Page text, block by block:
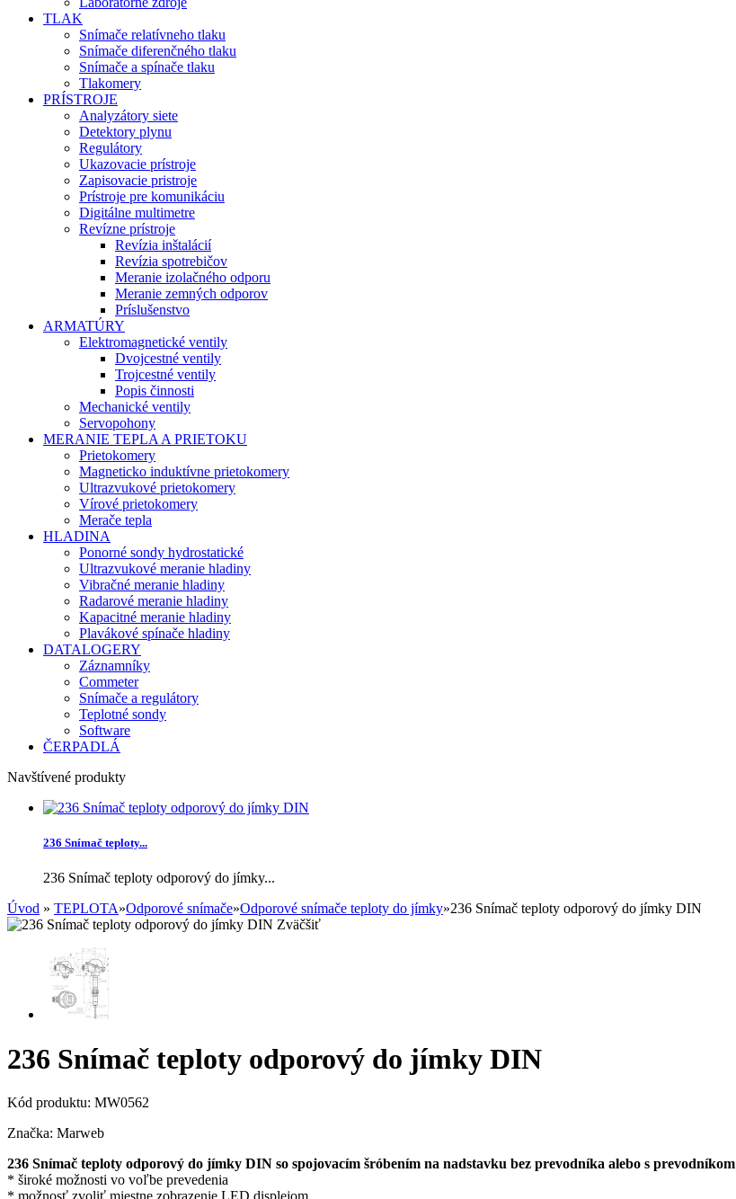
TLAK
Snímače relatívneho tlaku
Snímače diferenčného tlaku
Snímače a spínače tlaku
Tlakomery
PRÍSTROJE
Analyzátory siete
Detektory plynu
Regulátory
Ukazovacie prístroje
Zapisovacie pristroje
Prístroje pre komunikáciu
Digitálne multimetre
Revízne prístroje
Revízia inštalácií
Revízia spotrebičov
Meranie izolačného odporu
Meranie zemných odporov
Príslušenstvo
ARMATÚRY
Elektromagnetické ventily
Dvojcestné ventily
Trojcestné ventily
Popis činnosti
Mechanické ventily
Servopohony
MERANIE TEPLA A PRIETOKU
Prietokomery
Magneticko induktívne prietokomery
Ultrazvukové prietokomery
Vírové prietokomery
Merače tepla
HLADINA
Ponorné sondy hydrostatické
Ultrazvukové meranie hladiny
Vibračné meranie hladiny
Radarové meranie hladiny
Kapacitné meranie hladiny
Plavákové spínače hladiny
DATALOGERY
Záznamníky
Commeter
Snímače a regulátory
Teplotné sondy
Software
ČERPADLÁ
Navštívené produkty
236 Snímač teploty...
236 Snímač teploty odporový do jímky...
Úvod » TEPLOTA»Odporové snímače»Odporové snímače teploty do jímky»236 Snímač teploty odporový do jímky DIN
Zväčšiť
236 Snímač teploty odporový do jímky DIN
Kód produktu: MW0562
Značka: Marweb
236 Snímač teploty odporový do jímky DIN so spojovacím šróbením na nadstavku bez prevodníka alebo s prevodníkom
* široké možnosti vo voľbe prevedenia
* možnosť zvoliť miestne zobrazenie LED displejom